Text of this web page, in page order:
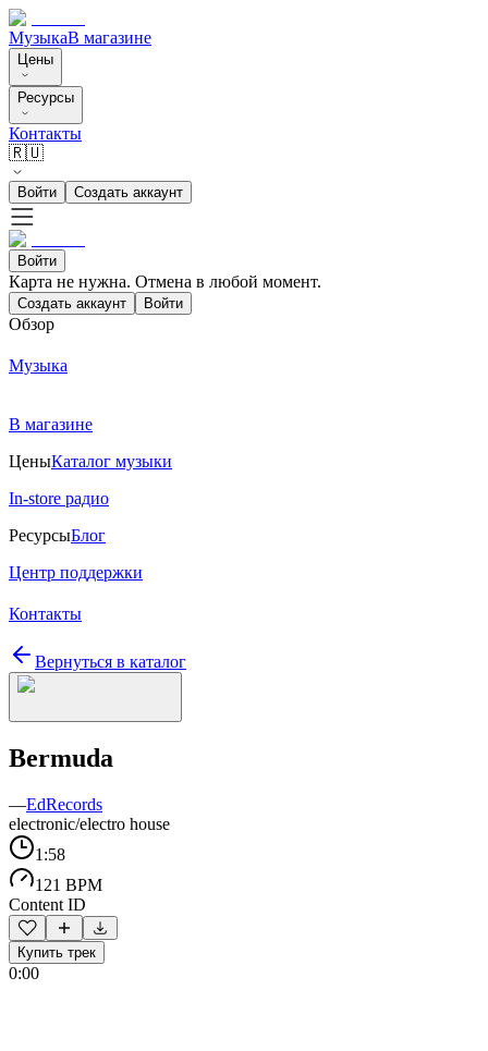
МузыкаВ магазине
Цены
Ресурсы
Контакты
🇷🇺
Войти Создать аккаунт
Войти
Карта не нужна. Отмена в любой момент.
Создать аккаунт Войти
Обзор
Музыка
В магазине
ЦеныКаталог музыки
In-store радио
РесурсыБлог
Центр поддержки
Контакты
Вернуться в каталог
Bermuda
—EdRecords
electronic/electro house
1:58
121 BPM
Content ID
Купить трек
0:00